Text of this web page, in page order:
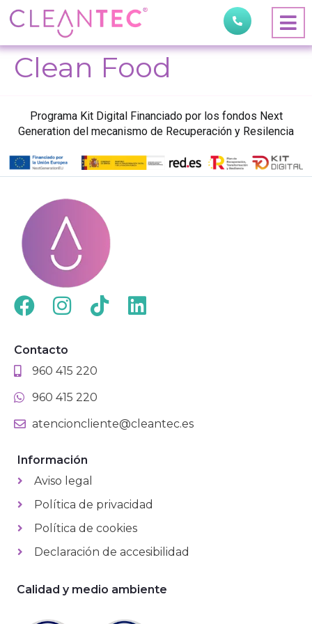
Clean Food
Programa Kit Digital Financiado por los fondos Next
Generation del mecanismo de Recuperación y Resilencia
Contacto
960 415 220
960 415 220
atencioncliente@cleantec.es
Información
Aviso legal
Política de privacidad
Política de cookies
Declaración de accesibilidad
Calidad y medio ambiente